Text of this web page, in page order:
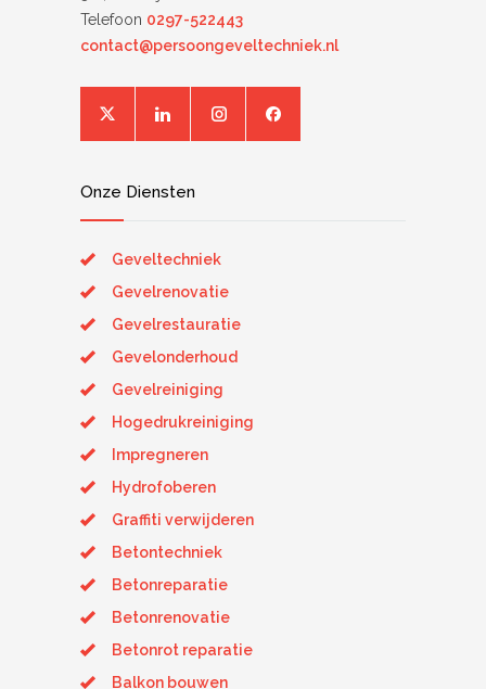
Telefoon 0297-522443
contact@persoongeveltechniek.nl
Onze Diensten
Geveltechniek
Gevelrenovatie
Gevelrestauratie
Gevelonderhoud
Gevelreiniging
Hogedrukreiniging
Impregneren
Hydrofoberen
Graffiti verwijderen
Betontechniek
Betonreparatie
Betonrenovatie
Betonrot reparatie
Balkon bouwen